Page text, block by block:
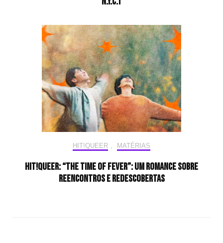
HIT!QUEER , MATÉRIAS
HIT!Queer: “The Time of Fever”: um romance sobre
reencontros e redescobertas